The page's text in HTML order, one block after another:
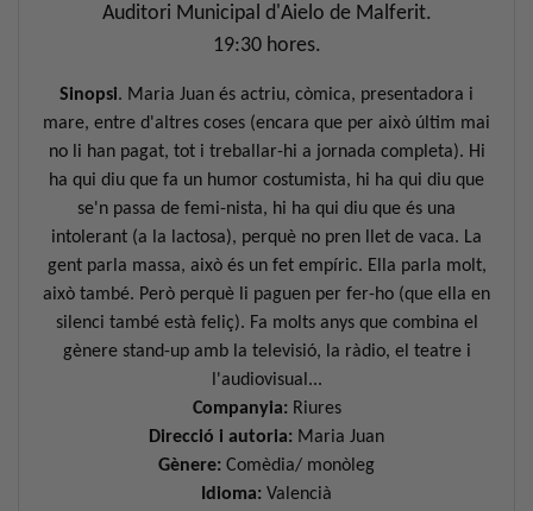
Auditori Municipal d'Aielo de Malferit.
19:30 hores.
Sinopsi. Maria Juan és actriu, còmica, presentadora i
mare, entre d'altres coses (encara que per això últim mai
no li han pagat, tot i treballar-hi a jornada completa). Hi
ha qui diu que fa un humor costumista, hi ha qui diu que
se'n passa de femi-nista, hi ha qui diu que és una
intolerant (a la lactosa), perquè no pren llet de vaca. La
gent parla massa, això és un fet empíric. Ella parla molt,
això també. Però perquè li paguen per fer-ho (que ella en
silenci també està feliç). Fa molts anys que combina el
gènere stand-up amb la televisió, la ràdio, el teatre i
l'audiovisual...
Companyia:Riures
Direcció i autoria: Maria Juan
Gènere: Comèdia/ monòleg
Idioma: Valencià